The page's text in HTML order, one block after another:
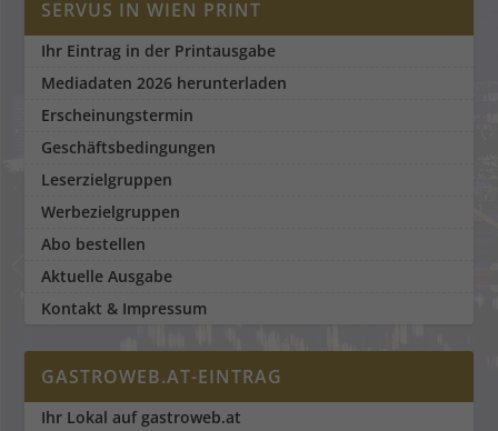
SERVUS IN WIEN PRINT
Ihr Eintrag in der Printausgabe
Mediadaten 2026 herunterladen
Erscheinungstermin
Geschäftsbedingungen
Leserzielgruppen
Werbezielgruppen
Abo bestellen
Aktuelle Ausgabe
Kontakt & Impressum
GASTROWEB.AT-EINTRAG
Ihr Lokal auf gastroweb.at